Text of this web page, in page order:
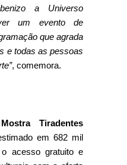
a Universo
um evento de
que agrada
e todas as pessoas
, comemora.
Mostra Tiradentes
em 682 mil
o acesso gratuito e